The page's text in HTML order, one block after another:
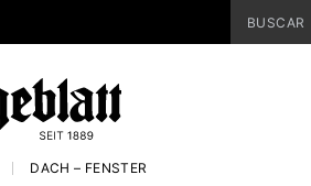
DACH – FENSTER